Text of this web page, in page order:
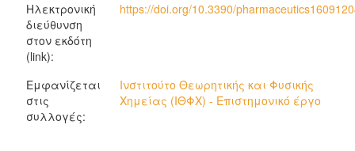
Ηλεκτρονική
διεύθυνση
στον εκδότη
(link):
https://doi.org/10.3390/
Εμφανίζεται
στις
συλλογές:
Ινστιτούτο Θεωρητικής και Φυσικής
Χημείας (ΙΘΦΧ) - Επιστημονικό έργο